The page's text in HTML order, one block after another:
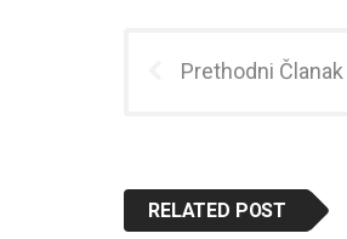
Prethodni Članak
RELATED POST